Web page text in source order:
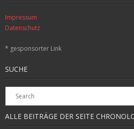
Impressum
Datenschutz
* gesponsorter Link
SUCHE
ALLE BEITRÄGE DER SEITE